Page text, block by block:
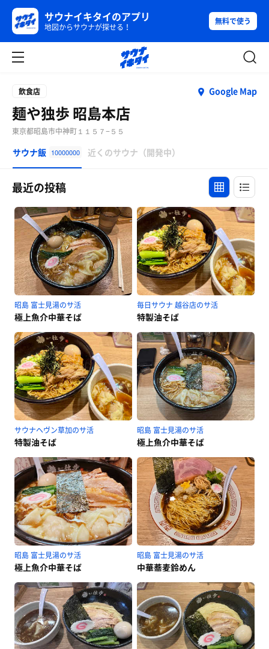
サウナイキタイのアプリ
地図からサウナが探せる！
無料で使う
飲食店 Google Map
麺や独歩 昭島本店
東京都昭島市中神町１１５７−５５
サウナ飯 10000000 近くのサウナ（開発中）
最近の投稿
昭島 富士見湯のサ活
極上魚介中華そば
毎日サウナ 越谷店のサ活
特製油そば
サウナヘヴン草加のサ活
特製油そば
昭島 富士見湯のサ活
極上魚介中華そば
昭島 富士見湯のサ活
極上魚介中華そば
昭島 富士見湯のサ活
中華蕎麦鈴めん